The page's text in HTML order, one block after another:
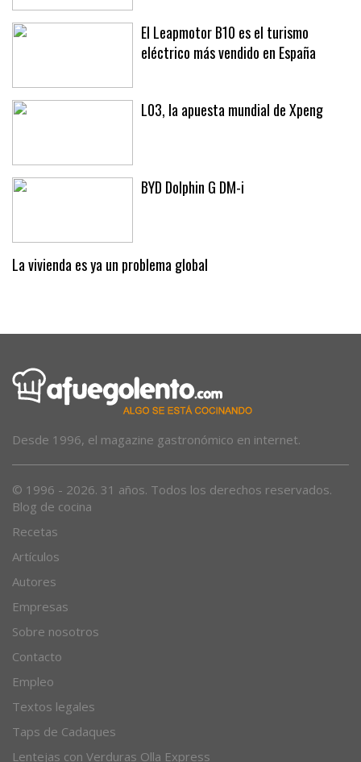
El Leapmotor B10 es el turismo
eléctrico más vendido en España
L03, la apuesta mundial de Xpeng
BYD Dolphin G DM-i
La vivienda es ya un problema global
Desde 1996, el magazine gastronómico en internet.
© 1996 - 2026. 31 años. Todos los derechos reservados.
Blog de cocina
Recetas
Artículos
Autores
Empresas
Sobre nosotros
Contacto
Empleo
Textos legales
Taps de Cadaques
Lentejas con Verduras Olla Express